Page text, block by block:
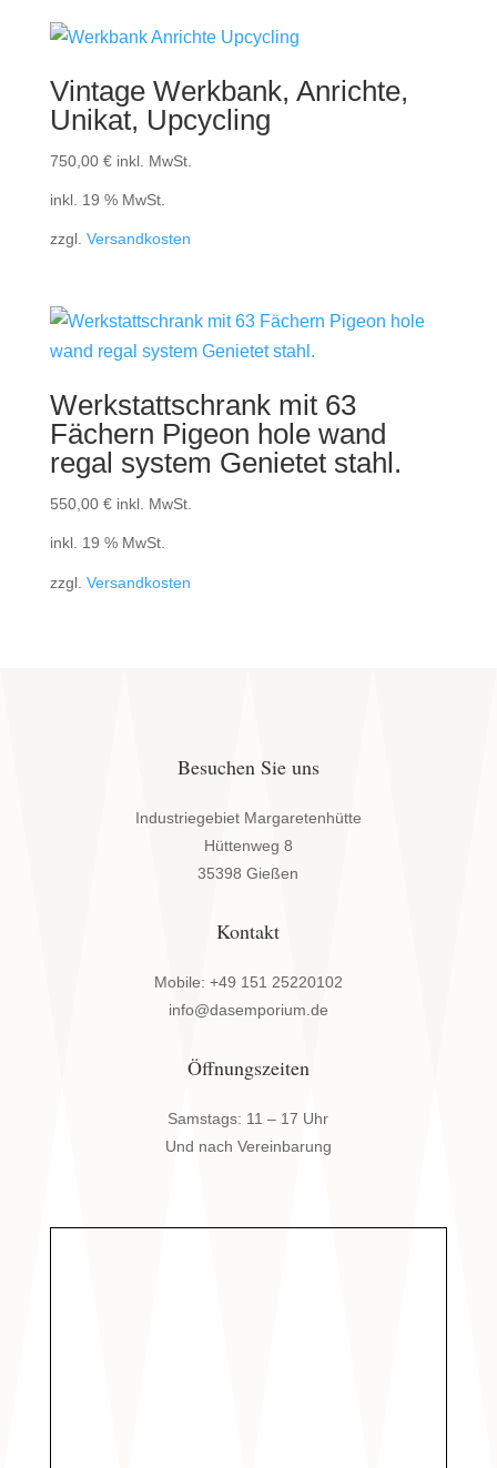
Vintage Werkbank, Anrichte,
Unikat, Upcycling
750,00 € inkl. MwSt.
inkl. 19 % MwSt.
zzgl. Versandkosten
Werkstattschrank mit 63
Fächern Pigeon hole wand
regal system Genietet stahl.
550,00 € inkl. MwSt.
inkl. 19 % MwSt.
zzgl. Versandkosten
Besuchen Sie uns
Industriegebiet Margaretenhütte
Hüttenweg 8
35398 Gießen
Kontakt
Mobile: +49 151 25220102
info@dasemporium.de
Öffnungszeiten
Samstags: 11 – 17 Uhr
Und nach Vereinbarung